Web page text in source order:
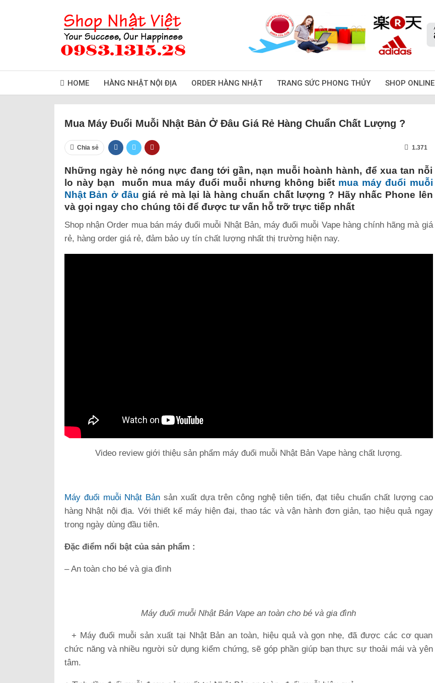
HOME HÀNG NHẬT NỘI ĐỊA ORDER HÀNG NHẬT TRANG SỨC PHONG THỦY SHOP ONLINE
Mua Máy Đuổi Muỗi Nhật Bản Ở Đâu Giá Rẻ Hàng Chuẩn Chất Lượng ?
Chia sẻ 1.371
Những ngày hè nóng nực đang tới gần, nạn muỗi hoành hành, để xua tan nỗi
lo này bạn muốn mua máy đuổi muỗi nhưng không biết mua máy đuổi muỗi
Nhật Bản ở đâu giá rẻ mà lại là hàng chuẩn chất lượng ? Hãy nhấc Phone lên
và gọi ngay cho chúng tôi để được tư vấn hỗ trỡ trực tiếp nhất
Shop nhận Order mua bán máy đuổi muỗi Nhật Bản, máy đuổi muỗi Vape hàng chính hãng mà giá
rẻ, hàng order giá rẻ, đảm bảo uy tín chất lượng nhất thị trường hiện nay.
Video review giới thiệu sản phẩm máy đuổi muỗi Nhật Bản Vape hàng chất lượng.
Máy đuổi muỗi Nhật Bản sản xuất dựa trên công nghệ tiên tiến, đạt tiêu chuẩn chất lượng cao
hàng Nhật nội địa. Với thiết kế máy hiện đại, thao tác và vận hành đơn giản, tạo hiệu quả ngay
trong ngày dùng đầu tiên.
Đặc điểm nổi bật của sản phẩm :
– An toàn cho bé và gia đình
Máy đuổi muỗi Nhật Bản Vape an toàn cho bé và gia đình
+ Máy đuổi muỗi sản xuất tại Nhật Bản an toàn, hiệu quả và gọn nhẹ, đã được các cơ quan
chức năng và nhiều người sử dụng kiểm chứng, sẽ góp phần giúp bạn thực sự thoải mái và yên
tâm.